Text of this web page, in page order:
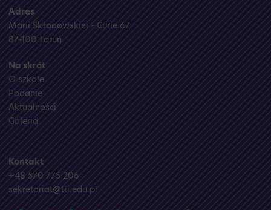
Adres
Marii Skłodowskiej - Curie 67
87-100 Toruń
Na skrót
O szkole
Podanie
Aktualności
Galeria
Kontakt
+48 570 775 206
sekretariat@tti.edu.pl